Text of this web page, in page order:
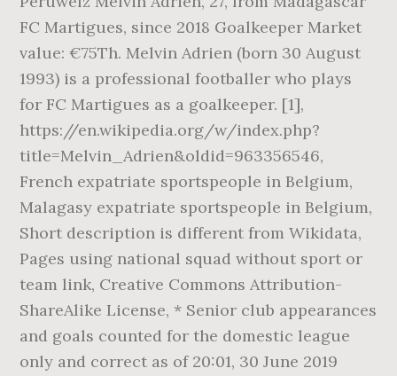
FC Martigues, since 2018 Goalkeeper Market
value: €75Th. Melvin Adrien (born 30 August
1993) is a professional footballer who plays
for FC Martigues as a goalkeeper. [1],
https://en.wikipedia.org/w/index.php?
title=Melvin_Adrien&oldid=963356546,
French expatriate sportspeople in Belgium,
Malagasy expatriate sportspeople in Belgium,
Short description is different from Wikidata,
Pages using national squad without sport or
team link, Creative Commons Attribution-
ShareAlike License, * Senior club appearances
and goals counted for the domestic league
only and correct as of 20:01, 30 June 2019